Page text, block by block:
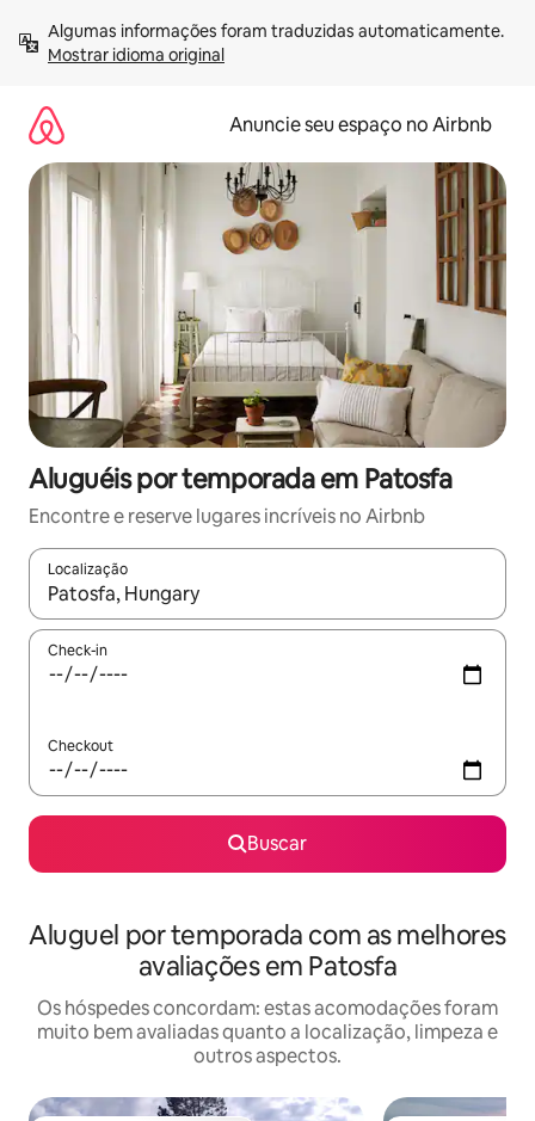
para
Mostrar idioma original
Anuncie seu espaço no Airbnb
Aluguéis por temporada em Patosfa
Encontre e reserve lugares incríveis no Airbnb
Localização
Quando os resultados estiverem disponíveis, explore-os
Check-in
Checkout
Buscar
Aluguel por temporada com as melhores
avaliações em Patosfa
Os hóspedes concordam: estas acomodações foram
muito bem avaliadas quanto a localização, limpeza e
outros aspectos.